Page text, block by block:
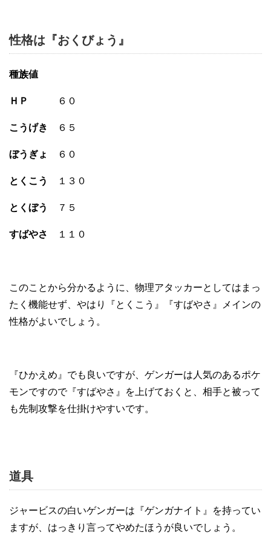
性格は『おくびょう』
種族値
ＨＰ ６０
こうげき ６５
ぼうぎょ ６０
とくこう １３０
とくぼう ７５
すばやさ １１０
このことから分かるように、物理アタッカーとしてはまっ
たく機能せず、やはり『とくこう』『すばやさ』メインの
性格がよいでしょう。
『ひかえめ』でも良いですが、ゲンガーは人気のあるポケ
モンですので『すばやさ』を上げておくと、相手と被って
も先制攻撃を仕掛けやすいです。
道具
ジャービスの白いゲンガーは『ゲンガナイト』を持ってい
ますが、はっきり言ってやめたほうが良いでしょう。